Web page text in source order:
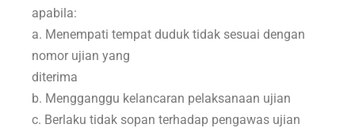
apabila:
a. Menempati tempat duduk tidak sesuai dengan
nomor ujian yang
diterima
b. Mengganggu kelancaran pelaksanaan ujian
c. Berlaku tidak sopan terhadap pengawas ujian